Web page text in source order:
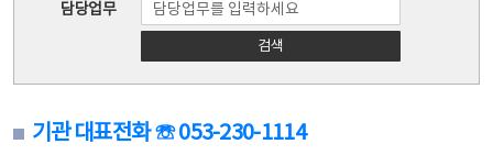
담당업무
검색
기관 대표전화 ☏ 053-230-1114